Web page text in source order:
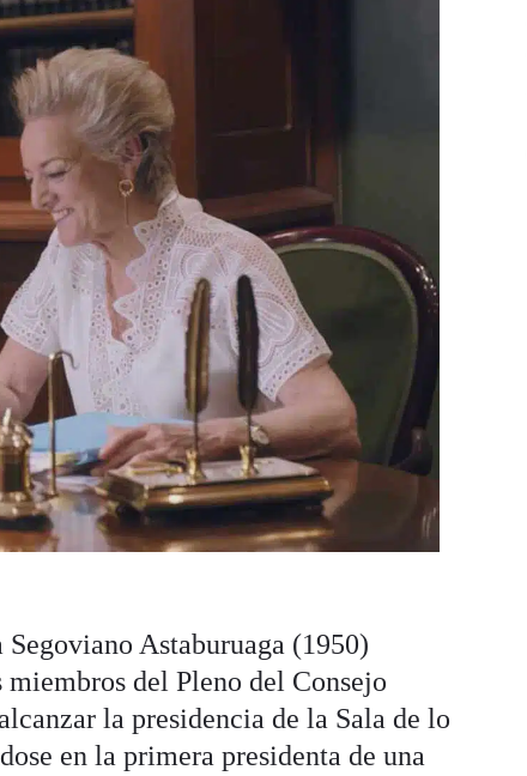
Astaburuaga (1950)
del Pleno del Consejo
la presidencia de la Sala de lo
en la primera presidenta de una